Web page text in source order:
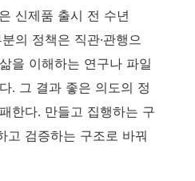
신제품 출시 전 수년
의 정책은 직관·관행으
을 이해하는 연구나 파일
. 그 결과 좋은 의도의 정
한다. 만들고 집행하는 구
고 검증하는 구조로 바꿔